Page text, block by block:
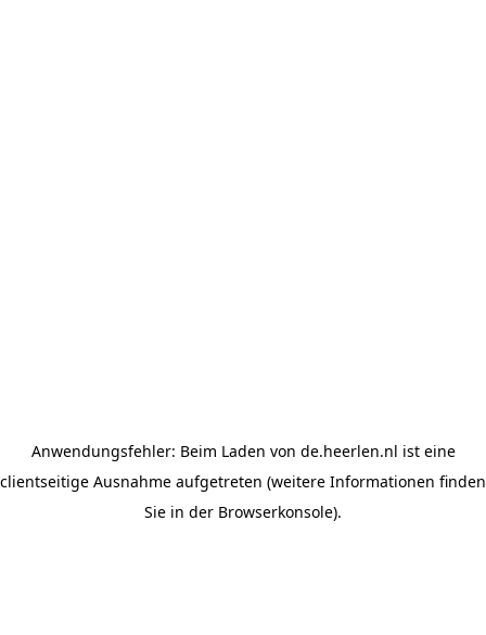
Anwendungsfehler: Beim Laden von de.heerlen.nl ist eine
clientseitige Ausnahme aufgetreten (weitere Informationen finden
Sie in der Browserkonsole).